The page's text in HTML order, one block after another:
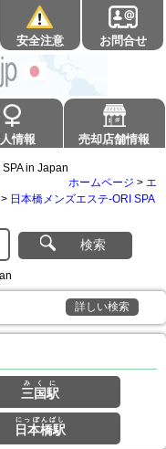
安全注意 お問合せ
情報 売却店舗情報
in Japan
ホームページ > エ
> 日本橋メンズエステ-ORI SPA
検索
詳しい検索
三国駅
みくに
日本橋駅
にっぽんばし